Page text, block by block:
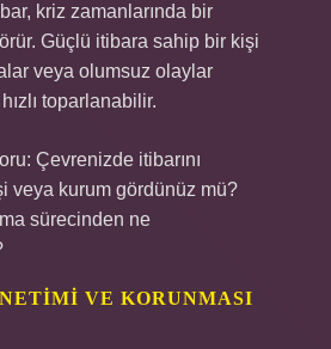
kriz zamanlarında bir
Güçlü itibara sahip bir kişi
veya olumsuz olaylar
toparlanabilir.
Çevrenizde itibarını
veya kurum gördünüz mü?
sürecinden ne
VE KORUNMASI